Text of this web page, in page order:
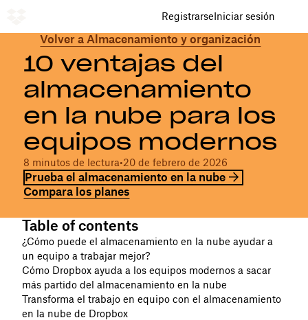
RegistrarseIniciar sesión
Volver a Almacenamiento y organización
10 ventajas del
almacenamiento
en la nube para los
equipos modernos
8 minutos de lectura•20 de febrero de 2026
Prueba el almacenamiento en la nube
Compara los planes
Table of contents
¿Cómo puede el almacenamiento en la nube ayudar a
un equipo a trabajar mejor?
Cómo Dropbox ayuda a los equipos modernos a sacar
más partido del almacenamiento en la nube
Transforma el trabajo en equipo con el almacenamiento
en la nube de Dropbox